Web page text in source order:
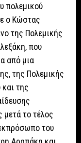
πολεμικού
ο Κώστας
της Πολεμικής
που
από μια
της Πολεμικής
της
μετά το τέλος
του